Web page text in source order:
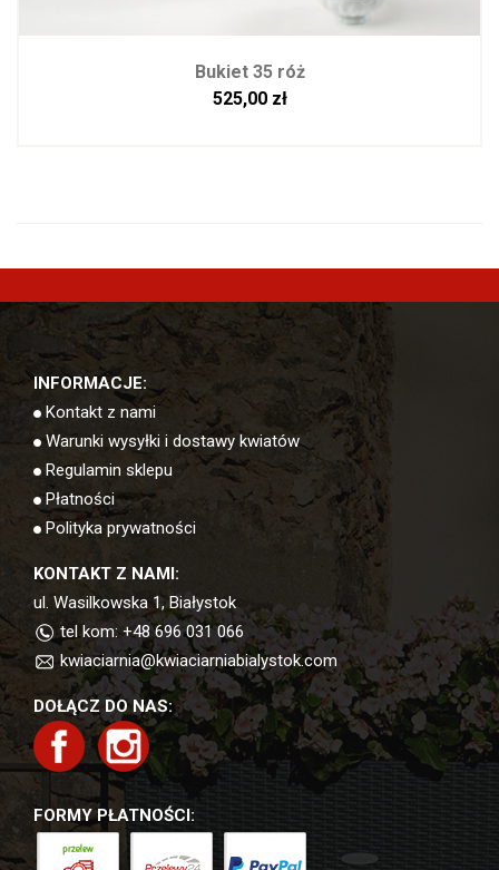
Bukiet 35 róż
525,00 zł
INFORMACJE:
Kontakt z nami
Warunki wysyłki i dostawy kwiatów
Regulamin sklepu
Płatności
Polityka prywatności
KONTAKT Z NAMI:
ul. Wasilkowska 1, Białystok
tel kom: +48 696 031 066
kwiaciarnia@kwiaciarniabialystok.com
DOŁĄCZ DO NAS:
FORMY PŁATNOŚCI: